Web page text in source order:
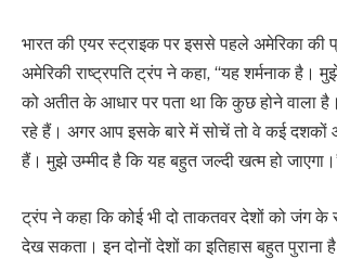
भारत की एयर स्ट्राइक पर इससे पहले अमेरिका की
अमेरिकी राष्ट्रपति ट्रंप ने कहा, “यह शर्मनाक है।
को अतीत के आधार पर पता था कि कुछ होने वाला
रहे हैं। अगर आप इसके बारे में सोचें तो वे कई दशकों
हैं। मुझे उम्मीद है कि यह बहुत जल्दी खत्म हो
ट्रंप ने कहा कि कोई भी दो ताकतवर देशों को जंग के
देख सकता। इन दोनों देशों का इतिहास बहुत पुराना